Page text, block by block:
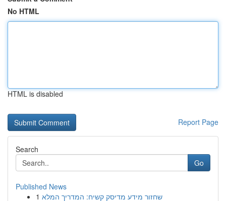
No HTML
HTML is disabled
Report Page
Search
Go
Published News
1 שחזור מידע מדיסק קשיח: המדריך המלא